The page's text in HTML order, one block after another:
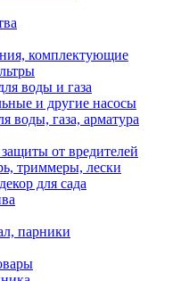
комплектующие
воды и газа
и другие насосы
воды, газа, арматура
от вредителей
триммеры, лески
для сада
парники